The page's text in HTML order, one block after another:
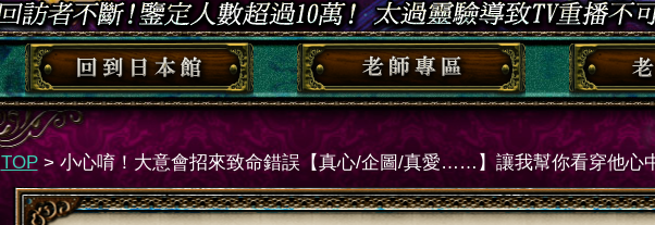
TOP>小心唷！大意會招來致命錯誤【真心/企圖/真愛……】讓我幫你看穿他心